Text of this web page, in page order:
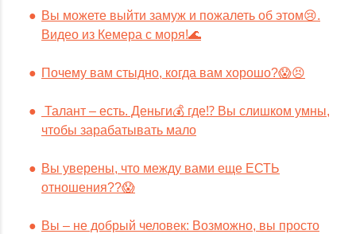
Вы можете выйти замуж и пожалеть об этом😢.
Видео из Кемера с моря!🌊
Почему вам стыдно, когда вам хорошо?😱😣
Талант – есть. Деньги💰 где⁉️ Вы слишком умны,
чтобы зарабатывать мало
Вы уверены, что между вами еще ЕСТЬ
отношения??😱
Вы – не добрый человек: Возможно, вы просто